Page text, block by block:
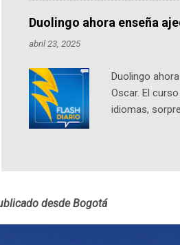
Notas del
pueden
Duolingo ahora enseña
abril 23, 2025
Duolingo
Oscar. El
idiomas,
estará
personajes
desde Bogotá